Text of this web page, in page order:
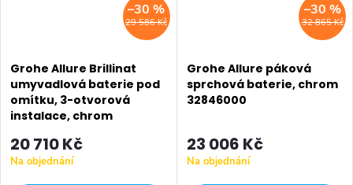
29 586 Kč
–30 %
Grohe Allure Brillinat
umyvadlová baterie pod
omítku, 3-otvorová
instalace, chrom
20 710 Kč
Na objednání
32 865 Kč
–30 %
Grohe Allure páková
sprchová baterie, chrom
32846000
23 006 Kč
Na objednání